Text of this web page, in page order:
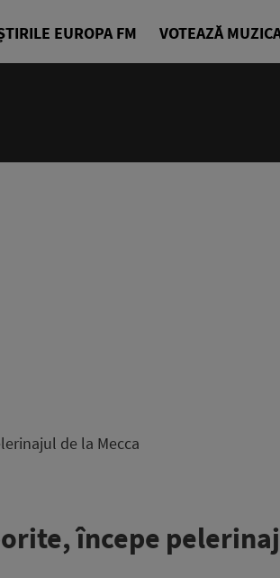
EUROPA FM VOTEAZĂ
de la Mecca
începe